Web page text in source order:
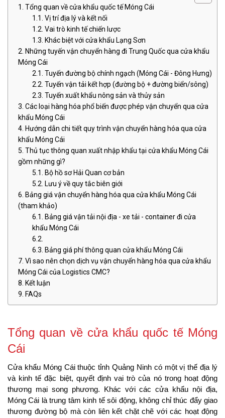
Tổng quan về cửa khẩu quốc tế Móng Cái
Vị trí địa lý và kết nối
Vai trò kinh tế chiến lược
Khác biệt với cửa khẩu Lạng Sơn
Những tuyến vận chuyển hàng đi Trung Quốc qua cửa khẩu
Móng Cái
Tuyến đường bộ chính ngạch (Móng Cái - Đông Hưng)
Tuyến vận tải kết hợp (đường bộ + đường biển/sông)
Tuyến xuất khẩu nông sản và thủy sản
Các loại hàng hóa phổ biến được phép vận chuyển qua cửa
khẩu Móng Cái
Hướng dẫn chi tiết quy trình vận chuyển hàng hóa qua cửa
khẩu Móng Cái
Thủ tục thông quan xuất nhập khẩu tại cửa khẩu Móng Cái
gồm những gì?
Bộ hồ sơ Hải Quan cơ bản
Lưu ý về quy tắc biên giới
Bảng giá vận chuyển hàng hóa qua cửa khẩu Móng Cái
(tham khảo)
Bảng giá vận tải nội địa - xe tải - container đi cửa
khẩu Móng Cái
Bảng giá phí thông quan cửa khẩu Móng Cái
Vì sao nên chọn dịch vụ vận chuyển hàng hóa qua cửa khẩu
Móng Cái của Logistics CMC?
Kết luận
FAQs
Tổng quan về cửa khẩu quốc tế Móng
Cái
Cửa khẩu Móng Cái thuộc tỉnh Quảng Ninh có một vị thế địa lý
và kinh tế đặc biệt, quyết định vai trò của nó trong hoạt động
thương mại song phương. Khác với các cửa khẩu nội địa,
Móng Cái là trung tâm kinh tế sôi động, không chỉ thúc đẩy giao
thương đường bộ mà còn liên kết chặt chẽ với các hoạt động